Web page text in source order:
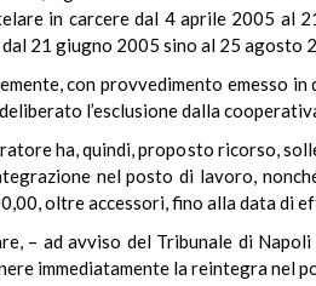
in carcere dal 4 aprile 2005 al
21 giugno 2005 sino al 25 agosto
con provvedimento emesso
l’esclusione dalla
ha, quindi, proposto ricorso,
nel posto di lavoro,
oltre accessori, fino alla data di
– ad avviso del Tribunale di
immediatamente la reintegra nel